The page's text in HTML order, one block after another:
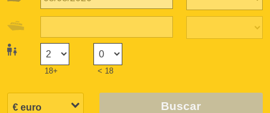
18+ < 18
Buscar